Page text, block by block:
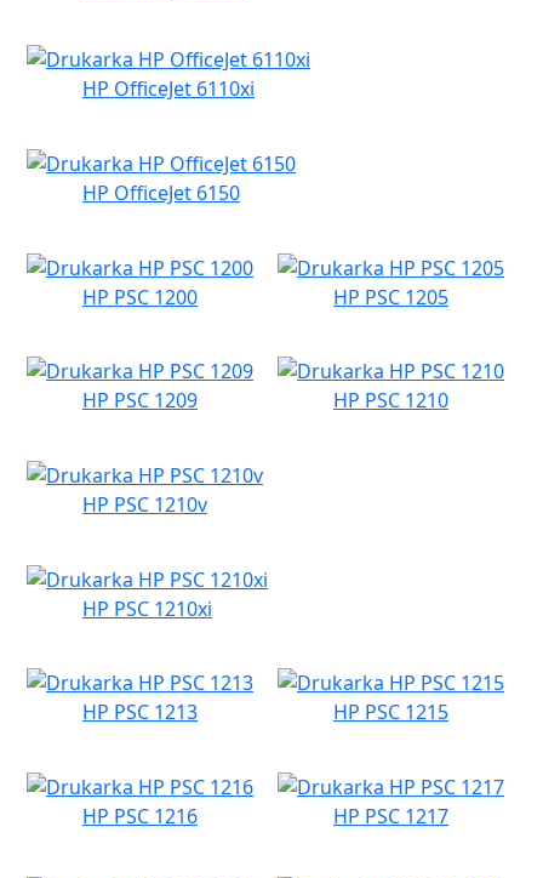
HP OfficeJet 6110xi
HP OfficeJet 6150
HP PSC 1200 HP PSC 1205
HP PSC 1209 HP PSC 1210
HP PSC 1210v
HP PSC 1210xi
HP PSC 1213 HP PSC 1215
HP PSC 1216 HP PSC 1217